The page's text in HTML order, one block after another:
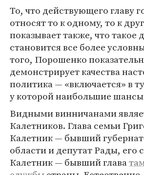
То, что действующего главу
относят то к одному, то к
показывает также, что такое
становится все более
того, Порошенко
демонстрирует качества
политика — «включается» в
у которой наибольшие шансы
Видными винничанами
Калетников. Глава семьи
Калетник — бывший
области и депутат Рады, его
Калетник — бывший глава